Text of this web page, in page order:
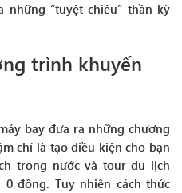
những “tuyệt chiêu” thần kỳ
trình khuyến
bay đưa ra những chương
chí là tạo điều kiện cho bạn
trong nước và tour du lịch
đồng. Tuy nhiên cách thức